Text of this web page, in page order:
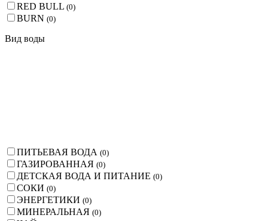
RED BULL (0)
BURN (0)
Вид воды
ПИТЬЕВАЯ ВОДА (0)
ГАЗИРОВАННАЯ (0)
ДЕТСКАЯ ВОДА И ПИТАНИЕ (0)
СОКИ (0)
ЭНЕРГЕТИКИ (0)
МИНЕРАЛЬНАЯ (0)